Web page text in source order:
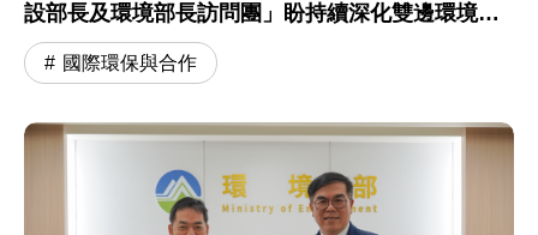
設部長及環境部長訪問團」盼持續深化雙邊環境合
作交流
國際環保與合作